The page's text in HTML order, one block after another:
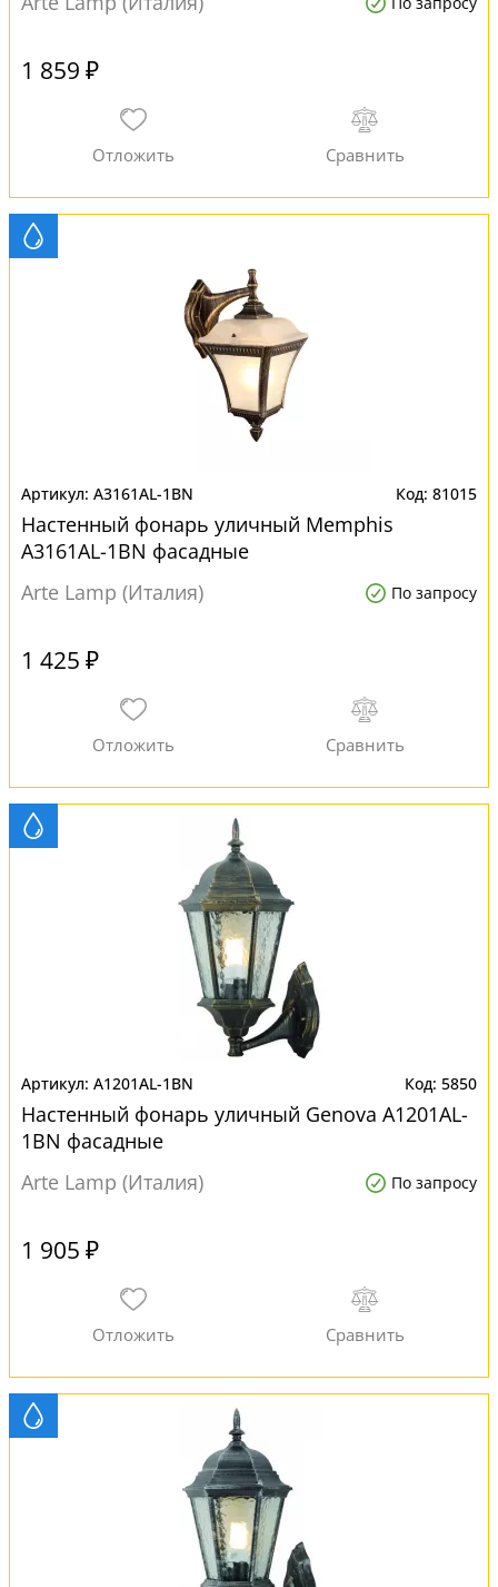
1 859 ₽
A3161AL-1BN 81015
Настенный фонарь уличный Memphis
A3161AL-1BN фасадные
Arte Lamp (Италия)
По запросу
1 425 ₽
A1201AL-1BN 5850
Настенный фонарь уличный Genova A1201AL-
1BN фасадные
Arte Lamp (Италия)
По запросу
1 905 ₽